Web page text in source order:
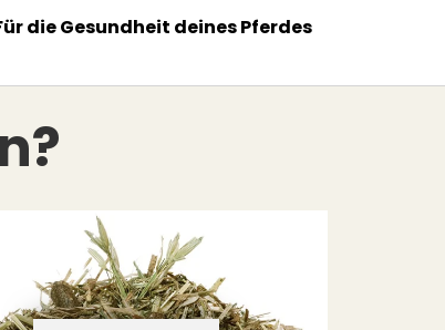
die Gesundheit deines Pferdes